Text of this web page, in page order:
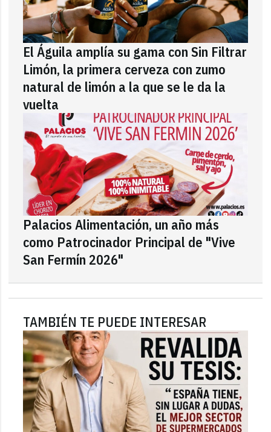
El Águila amplía su gama con Sin Filtrar
Limón, la primera cerveza con zumo
natural de limón a la que se le da la
vuelta
Palacios Alimentación, un año más
como Patrocinador Principal de "Vive
San Fermín 2026"
TAMBIÉN TE PUEDE INTERESAR